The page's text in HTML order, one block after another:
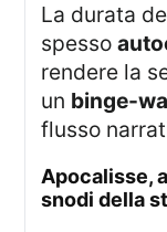
La durata degli episodi, più breve e
spesso
rendere la
un binge-
flusso
apocalisse, armageddon e anticristo come
snodi della